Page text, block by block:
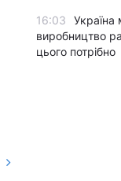
16:03
Україна
виробництво
цього потрібно